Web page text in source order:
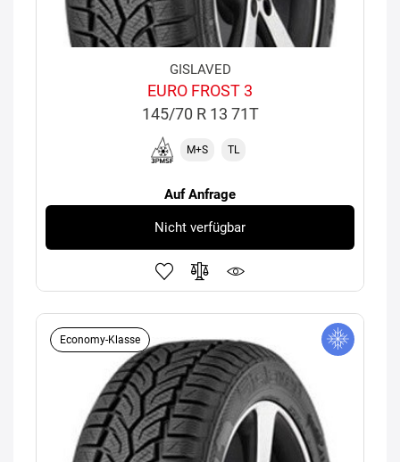
GISLAVED
EURO FROST 3
145/70 R 13 71T
M+S TL
Auf Anfrage
Nicht verfügbar
Economy-Klasse